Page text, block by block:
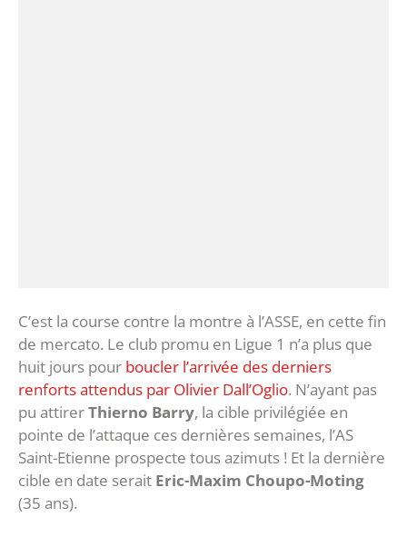
C’est la course contre la montre à l’ASSE, en cette fin
de mercato. Le club promu en Ligue 1 n’a plus que
huit jours pour boucler l’arrivée des derniers
renforts attendus par Olivier Dall’Oglio. N’ayant pas
pu attirerThierno Barry, la cible privilégiée en
pointe de l’attaque ces dernières semaines, l’AS
Saint-Etienne prospecte tous azimuts ! Et la dernière
cible en date serait Eric-Maxim Choupo-Moting
(35 ans).